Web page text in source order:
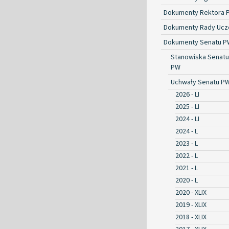
Dokumenty Rektora
Dokumenty Rady
Dokumenty Senatu
Stanowiska Senatu
PW
Uchwały Senatu
2026 - LI
2025 - LI
2024 - LI
2024 - L
2023 - L
2022 - L
2021 - L
2020 - L
2020 - XLIX
2019 - XLIX
2018 - XLIX